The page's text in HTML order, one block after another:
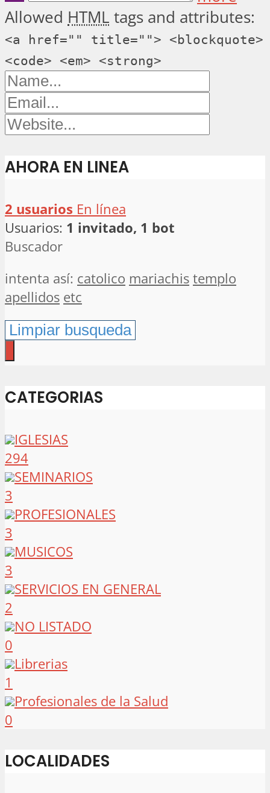
Allowed HTML tags and attributes:
<a href="" title=""> <blockquote>
<code> <em> <strong>
AHORA EN LINEA
2 usuarios En línea
Usuarios: 1 invitado, 1 bot
Buscador
intenta así: catolico mariachistemplo
apellidos etc
CATEGORIAS
IGLESIAS
294
SEMINARIOS
3
PROFESIONALES
3
MUSICOS
3
SERVICIOS EN GENERAL
2
NO LISTADO
0
Librerias
1
Profesionales de la Salud
0
LOCALIDADES